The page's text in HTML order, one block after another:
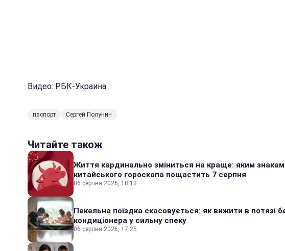
Видео: РБК-Украина
паспорт Сергей Полунин
Читайте також
Життя кардинально зміниться на краще: яким знакам
китайського гороскопа пощастить 7 серпня
06 серпня 2026, 18:13
Пекельна поїздка скасовується: як вижити в потязі
кондиціонера у сильну спеку
06 серпня 2026, 17:25